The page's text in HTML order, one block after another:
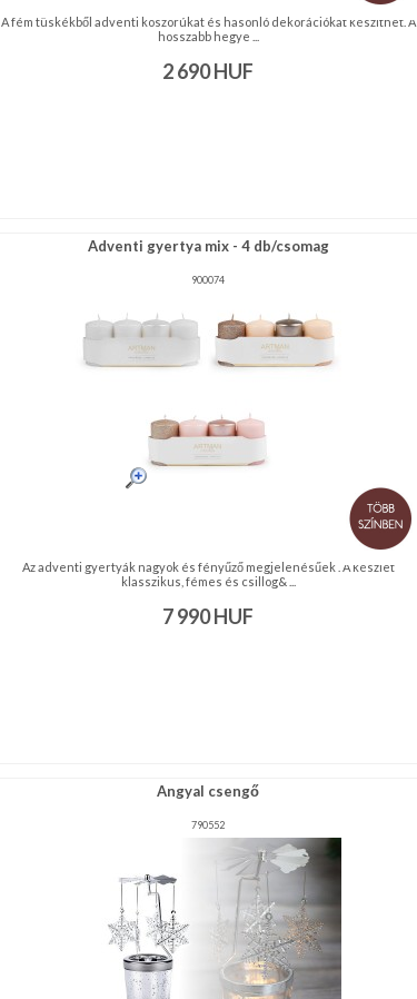
A fém tüskékből adventi koszorúkat és hasonló dekorációkat készíthet. A
hosszabb hegye ...
2 690HUF
Adventi gyertya mix - 4 db/csomag
900074
Az adventi gyertyák nagyok és fényűző megjelenésűek . A készlet
klasszikus, fémes és csillog& ...
7 990HUF
Angyal csengő
790552